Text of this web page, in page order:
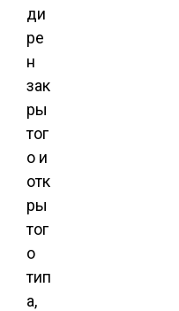
ди
ре
н
зак
ры
тог
о и
отк
ры
тог
о
тип
а,